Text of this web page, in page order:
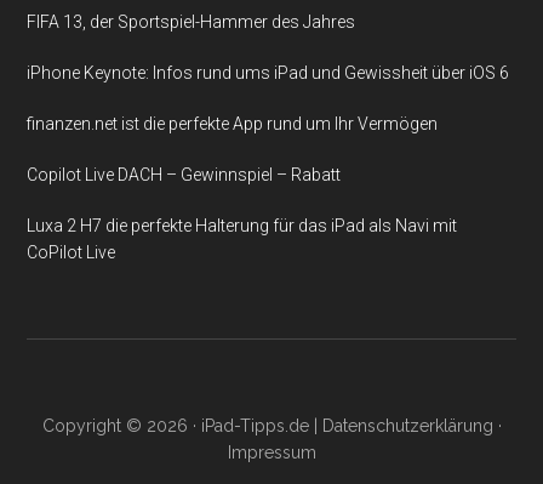
FIFA 13, der Sportspiel-Hammer des Jahres
iPhone Keynote: Infos rund ums iPad und Gewissheit über iOS 6
finanzen.net ist die perfekte App rund um Ihr Vermögen
Copilot Live DACH – Gewinnspiel – Rabatt
Luxa 2 H7 die perfekte Halterung für das iPad als Navi mit
CoPilot Live
Copyright © 2026 · iPad-Tipps.de| Datenschutzerklärung ·
Impressum